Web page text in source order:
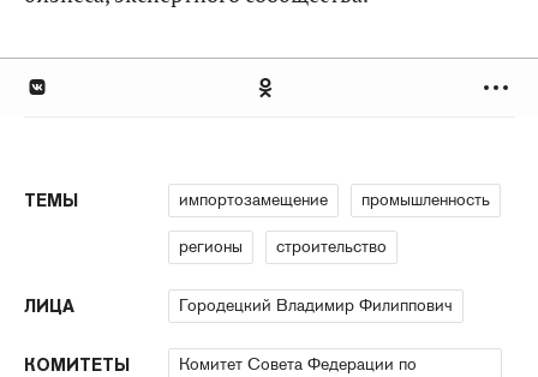
ТЕМЫ импортозамещение промышленность
регионы строительство
ЛИЦА Городецкий Владимир Филиппович
КОМИТЕТЫ
Комитет Совета Федерации по